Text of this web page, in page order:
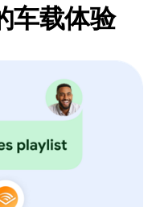
车载体验